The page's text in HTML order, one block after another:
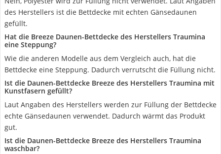
des Herstellers ist die Bettdecke mit echten Gänsedaunen
gefüllt.
Hat die Breeze Daunen-Bettdecke des Herstellers Traumina
eine Steppung?
Wie die anderen Modelle aus dem Vergleich auch, hat die
Bettdecke eine Steppung. Dadurch verrutscht die Füllung nicht.
Ist die Daunen-Bettdecke Breeze des Herstellers Traumina mit
Kunstfasern gefüllt?
Laut Angaben des Herstellers werden zur Füllung der Bettdecke
echte Gänsedaunen verwendet. Dadurch wärmt das Produkt
gut.
Ist die Daunen-Bettdecke Breeze des Herstellers Traumina
waschbar?